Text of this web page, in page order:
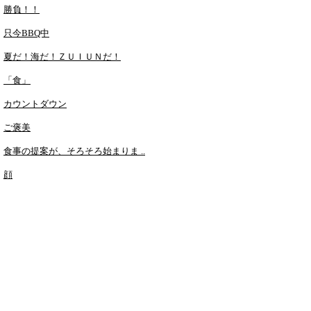
勝負！！
只今BBQ中
夏だ！海だ！ＺＵＩＵＮだ！
「食」
カウントダウン
ご褒美
食事の提案が、そろそろ始まりま ..
顔